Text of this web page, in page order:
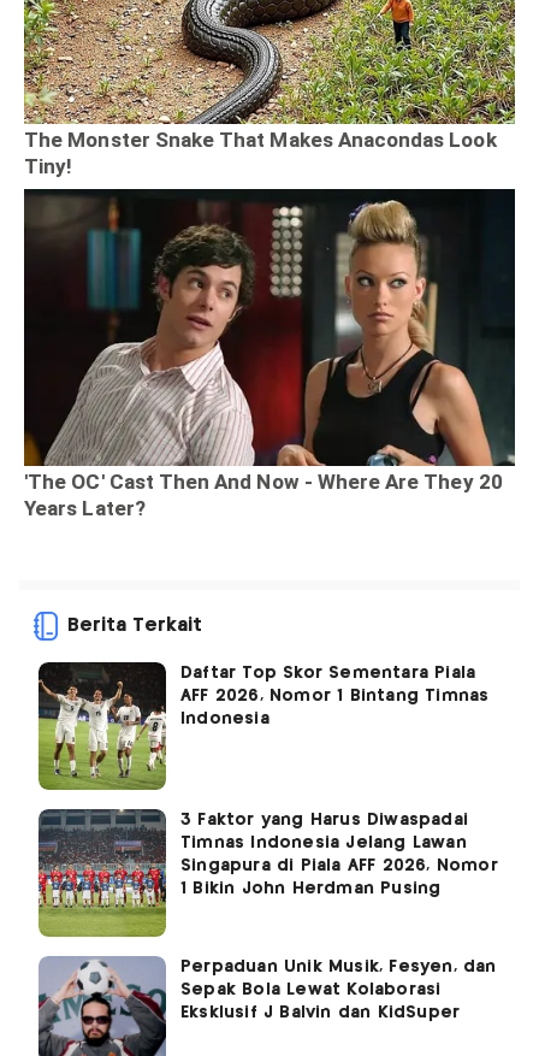
Berita Terkait
Daftar Top Skor Sementara Piala
AFF 2026, Nomor 1 Bintang Timnas
Indonesia
3 Faktor yang Harus Diwaspadai
Timnas Indonesia Jelang Lawan
Singapura di Piala AFF 2026, Nomor
1 Bikin John Herdman Pusing
Perpaduan Unik Musik, Fesyen, dan
Sepak Bola Lewat Kolaborasi
Eksklusif J Balvin dan KidSuper